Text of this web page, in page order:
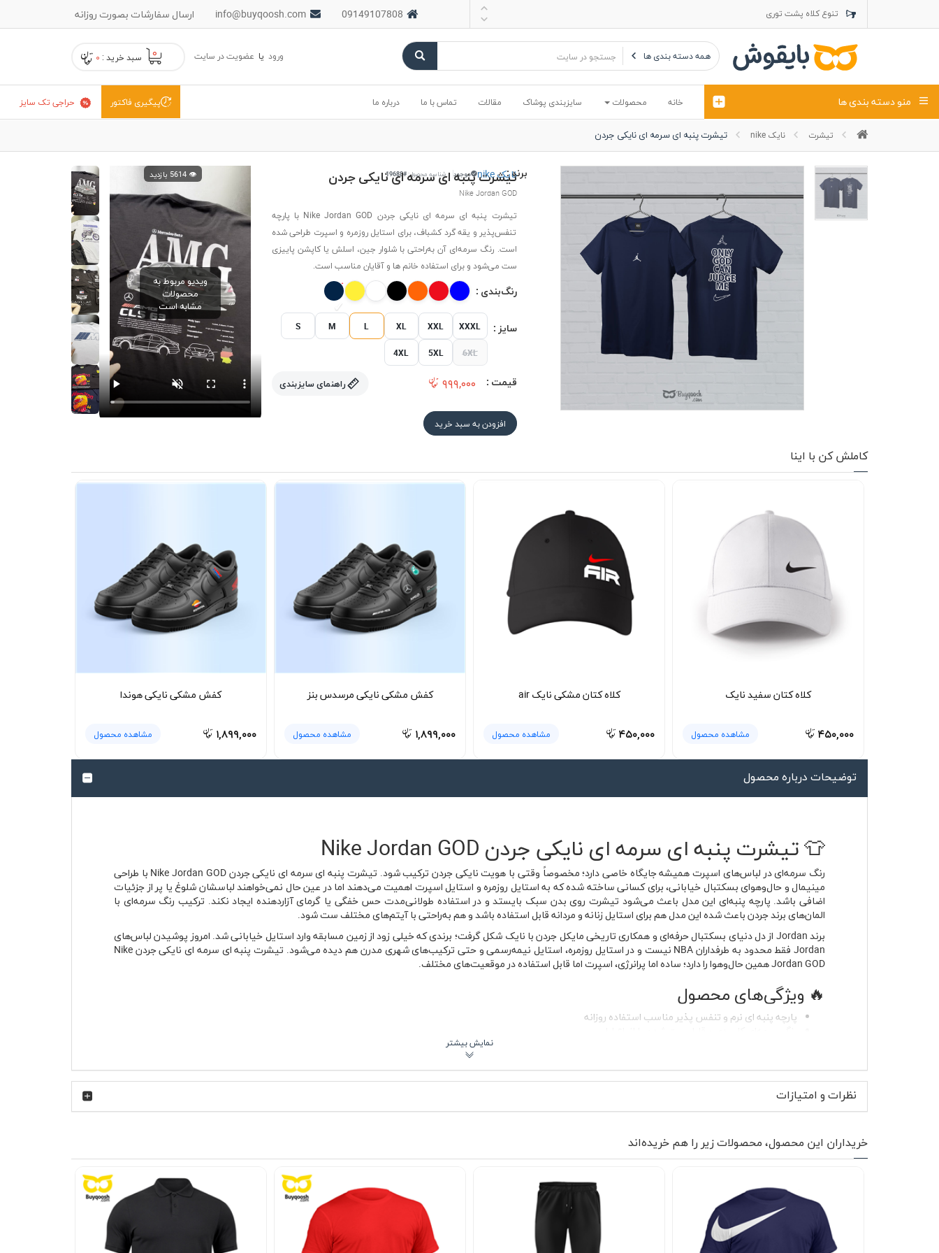
تنوع کلاه پشت توری
تنوع کلاه کتان
تنوع تراول ماک
ارسال سفارشات بصورت روزانه info@buyqoosh.com 09149107808
همه دسته بندی ها ۰ سبد خرید : ۰ ورود یا عضویت در سایت
حراجی تک سایز پیگیری فاکتور خانه محصولات سایزبندی پوشاک مقالات تماس با ما درباره ما منو دسته بندی ها
تیشرت نایک nike تیشرت پنبه ای سرمه ای نایکی جردن
تیشرت پنبه ای سرمه ای نایکی جردن
Nike Jordan GOD
برند :نایک nike موجود شناسه محصول:#19688
تیشرت پنبه ای سرمه ای نایکی جردن Nike Jordan GOD با پارچه
تنفس‌پذیر و یقه گرد کشباف، برای استایل روزمره و اسپرت طراحی شده
است. رنگ سرمه‌ای آن به‌راحتی با شلوار جین، اسلش یا کاپشن پاییزی
ست می‌شود و برای استفاده خانم ها و آقایان مناسب است.
رنگ‌بندی :
سایز : S M L XL XXL XXXL
4XL 5XL 6XL
قیمت : ۹۹۹,۰۰۰ راهنمای سایزبندی
افزودن به سبد خرید
👁️ 5614 بازدید
ویدیو مربوط به
محصولات
مشابه است
کاملش کن با اینا
کلاه کتان سفید نایک
۴۵۰,۰۰۰ مشاهده محصول
کلاه کتان مشکی نایک air
۴۵۰,۰۰۰ مشاهده محصول
کفش مشکی نایکی مرسدس بنز
۱,۸۹۹,۰۰۰ مشاهده محصول
کفش مشکی نایکی هوندا
۱,۸۹۹,۰۰۰ مشاهده محصول
توضیحات درباره محصول
👕 تیشرت پنبه ای سرمه ای نایکی جردن Nike Jordan GOD
رنگ سرمه‌ای در لباس‌های اسپرت همیشه جایگاه خاصی دارد؛ مخصوصاً وقتی با هویت نایکی جردن ترکیب شود. تیشرت پنبه ای سرمه ای نایکی جردن Nike Jordan GOD با طراحی
مینیمال و حال‌وهوای بسکتبال خیابانی، برای کسانی ساخته شده که به استایل روزمره و استایل اسپرت اهمیت می‌دهند اما در عین حال نمی‌خواهند لباسشان شلوغ یا پر از جزئیات
اضافی باشد. پارچه پنبه‌ای این مدل باعث می‌شود تیشرت روی بدن سبک بایستد و در استفاده طولانی‌مدت حس خفگی یا گرمای آزاردهنده ایجاد نکند. ترکیب رنگ سرمه‌ای با
المان‌های برند جردن باعث شده این مدل هم برای استایل زنانه و مردانه قابل استفاده باشد و هم به‌راحتی با آیتم‌های مختلف ست شود.
برند Jordan از دل دنیای بسکتبال حرفه‌ای و همکاری تاریخی مایکل جردن با نایک شکل گرفت؛ برندی که خیلی زود از زمین مسابقه وارد استایل خیابانی شد. امروز پوشیدن لباس‌های
Jordan فقط محدود به طرفداران NBA نیست و در استایل روزمره، استایل نیمه‌رسمی و حتی ترکیب‌های شهری مدرن هم دیده می‌شود. تیشرت پنبه ای سرمه ای نایکی جردن Nike
Jordan GOD همین حال‌وهوا را دارد؛ ساده اما پرانرژی، اسپرت اما قابل استفاده در موقعیت‌های مختلف.
🔥 ویژگی‌های محصول
پارچه پنبه ای نرم و تنفس پذیر مناسب استفاده روزانه
پارچه بدون پرز برای حفظ ظاهر تمیز لباس در استفاده مداوم
دوخت سبک و مناسب استایل اسپرت و خیابانی
بدون آب رفت در شستشوی صحیح با آب سرد
مناسب خانم ها و آقایان
برای کسانی مناسب است که لباس اسپرت را نه فقط برای ورزش، بلکه برای زندگی روزمره می‌پوشند. رنگ سرمه‌ای این مدل هم نسبت به رنگ‌های روشن دیرتر کثیف به نظر می‌رسد و
این مدل را می‌توانید با شلوار جین آبی روشن، اسلش مشکی، کارگو خاکستری یا حتی شورت اسپرت ست کنید. کتانی سفید، مشکی یا ترکیب سفید و قرمز در کنار این تیشرت فضای
کلاسیک Jordan را کامل‌تر می‌کند. در روزهای خنک‌تر سال هم تیشرت پنبه ای سرمه ای نایکی جردن Nike Jordan GOD زیر کاپشن جین، بامبر یا هودی جلوه خیلی جذابی پیدا می‌کند
چون رنگ سرمه‌ای به‌راحتی با طیف‌های خنثی هماهنگ می‌شود. این ویژگی باعث شده لباس فقط محدود به تابستان نباشد و در استایل لایه‌ای پاییزی هم کاربرد زیادی داشته باشد.
نظرات و امتیازات
خریداران این محصول، محصولات زیر را هم خریده‌اند